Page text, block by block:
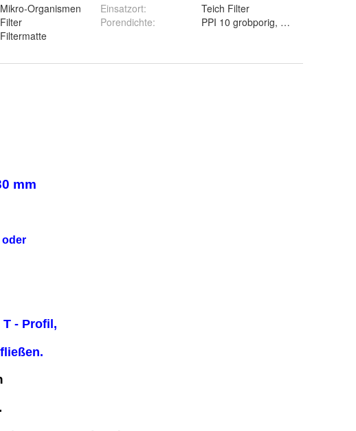
Mikro-Organismen
Filter
Filtermatte
Einsatzort:
Teich Filter
Porendichte: